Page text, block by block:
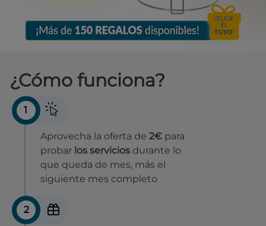
¿Cómo funciona?
1
Aprovecha la oferta de 2€ para
probar los servicios durante lo
que queda de mes, más el
siguiente mes completo
2